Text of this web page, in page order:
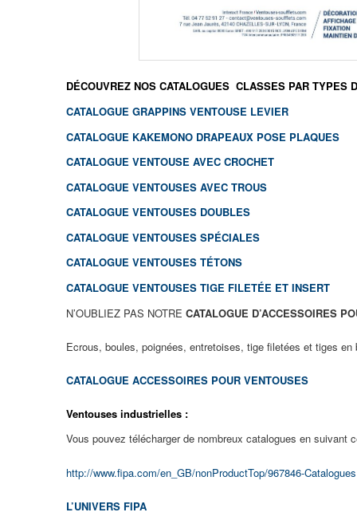
DÉCOUVREZ NOS CATALOGUES CLASSES PAR TYPES
CATALOGUE GRAPPINS VENTOUSE LEVIER
CATALOGUE KAKEMONO DRAPEAUX POSE PLAQUES
CATALOGUE VENTOUSE AVEC CROCHET
CATALOGUE VENTOUSES AVEC TROUS
CATALOGUE VENTOUSES DOUBLES
CATALOGUE VENTOUSES SPÉCIALES
CATALOGUE VENTOUSES TÉTONS
CATALOGUE VENTOUSES TIGE FILETÉE ET INSERT
N’OUBLIEZ PAS NOTRECATALOGUE D’ACCESSOIRES
Ecrous, boules, poignées, entretoises, tige filetées et tiges
CATALOGUE ACCESSOIRES POUR VENTOUSES
Ventouses industrielles :
Vous pouvez télécharger de nombreux catalogues en suivant
http://www.fipa.com/en_GB/nonProductTop/967846-Catalogues
L’UNIVERS FIPA